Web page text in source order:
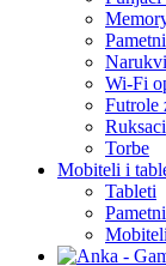
Wi-Fi
Futrole
Ruksaci
Torbe
Mobiteli i
Tableti